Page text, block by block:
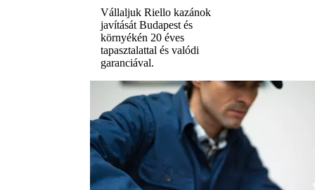
Vállaljuk Riello kazánok
javítását Budapest és
környékén 20 éves
tapasztalattal és valódi
garanciával.